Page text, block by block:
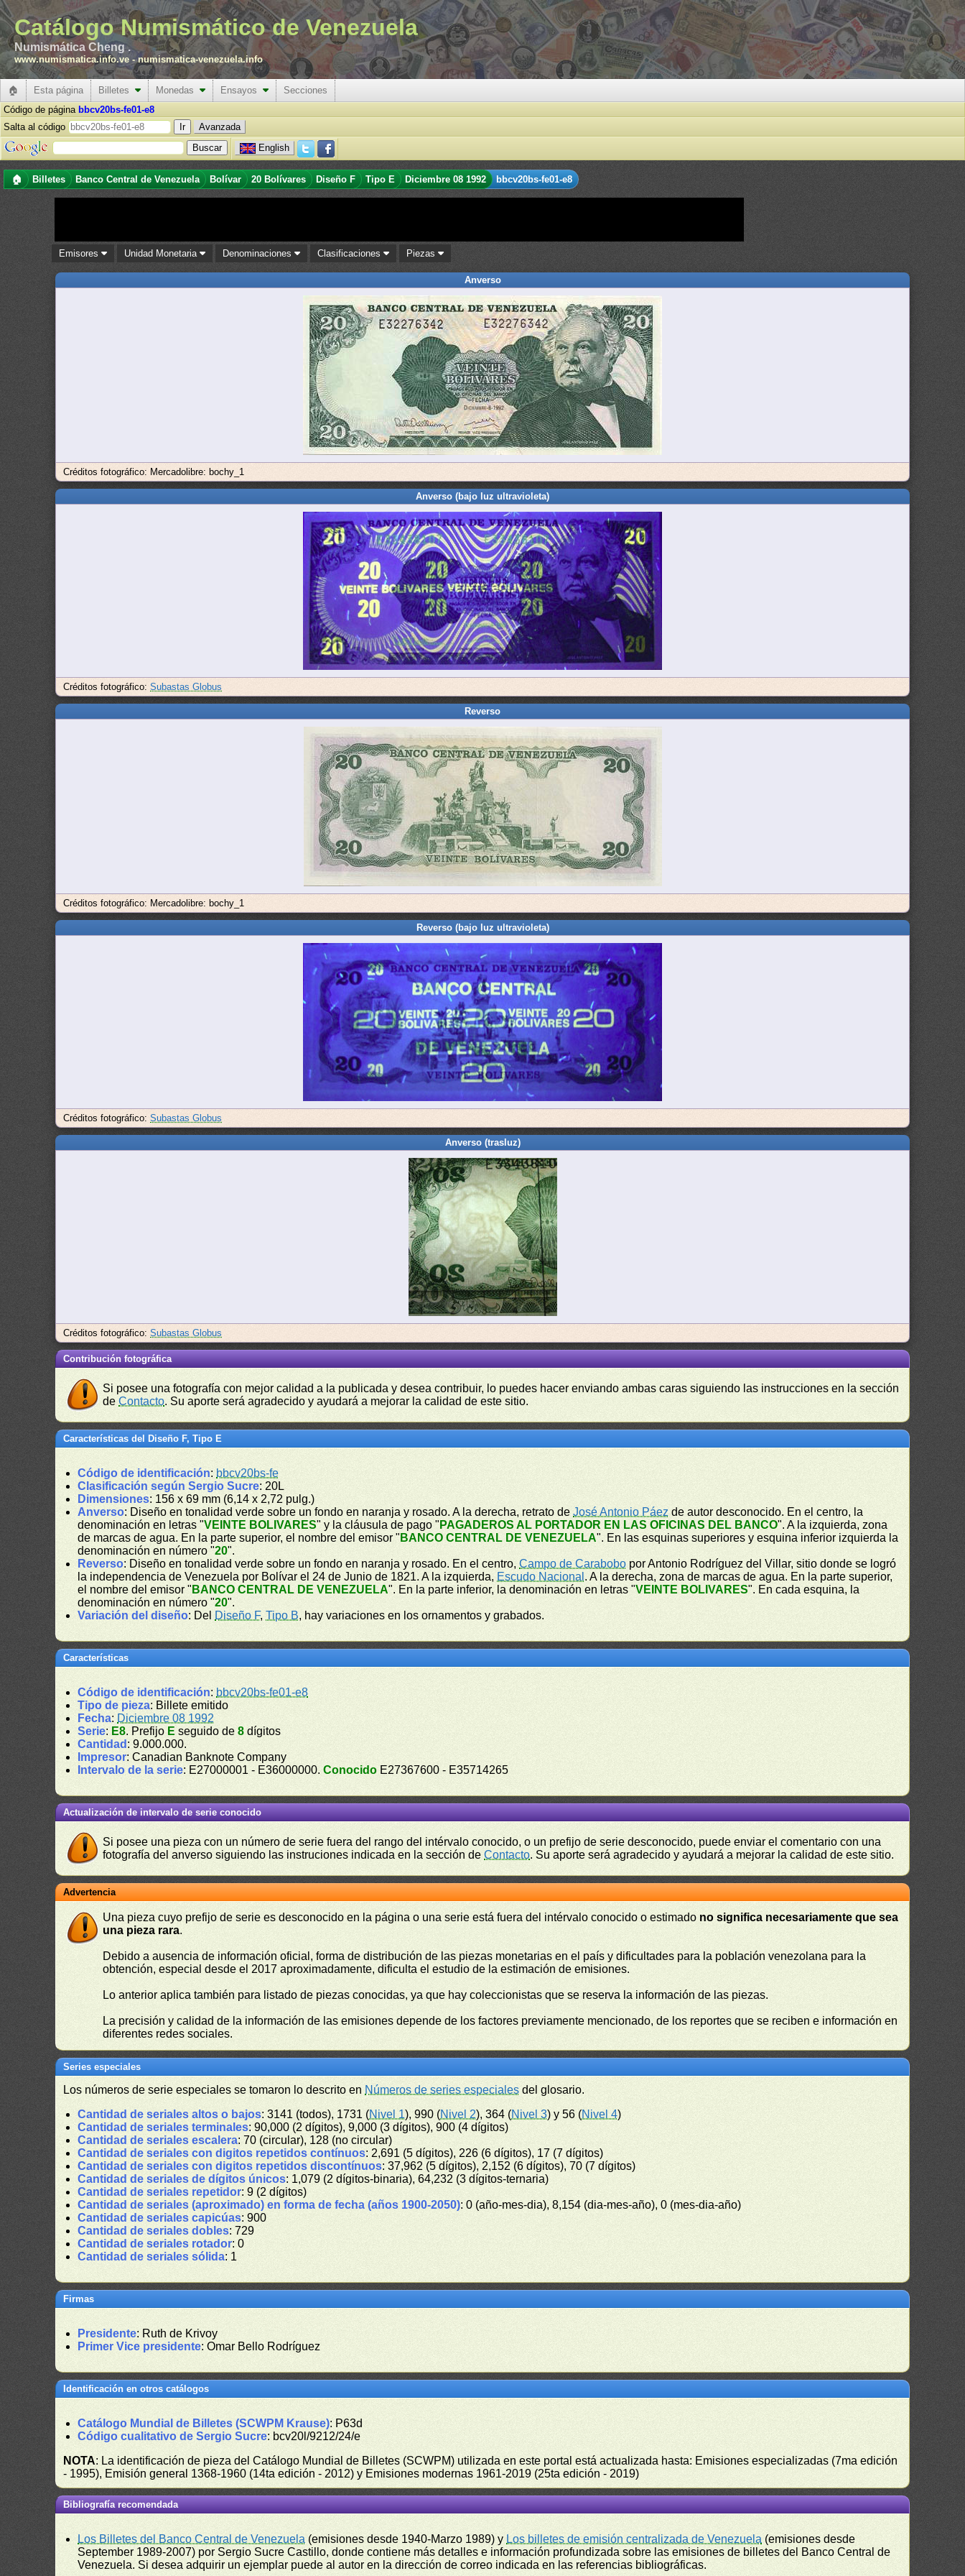
Catálogo Numismático de Venezuela
Numismática Cheng .
www.numismatica.info.ve -numismatica-venezuela.info
🏠 Esta página Billetes Monedas Ensayos
Secciones
Código de página bbcv20bs-fe01-e8
Salta al código
Avanzada
English
🏠 Billetes Banco Central de Venezuela Bolívar 20 Bolívares Diseño F Tipo E Diciembre 08 1992 bbcv20bs-fe01-e8
Emisores Unidad Monetaria Denominaciones Clasificaciones Piezas
Anverso
Créditos fotográfico: Mercadolibre: bochy_1
Anverso (bajo luz ultravioleta)
Créditos fotográfico:Subastas Globus
Reverso
Créditos fotográfico: Mercadolibre: bochy_1
Reverso (bajo luz ultravioleta)
Créditos fotográfico:Subastas Globus
Anverso (trasluz)
Créditos fotográfico:Subastas Globus
Contribución fotográfica
Si posee una fotografía con mejor calidad a la publicada y desea contribuir, lo puedes hacer enviando ambas caras siguiendo las instrucciones en la sección
deContacto. Su aporte será agradecido y ayudará a mejorar la calidad de este sitio.
Características del Diseño F, Tipo E
Código de identificación: bbcv20bs-fe
Clasificación según Sergio Sucre: 20L
Dimensiones: 156 x 69 mm (6,14 x 2,72 pulg.)
Anverso: Diseño en tonalidad verde sobre un fondo en naranja y rosado. A la derecha, retrato deJosé Antonio Páez de autor desconocido. En el centro, la
denominación en letras "VEINTE BOLIVARES" y la cláusula de pago " PAGADEROS AL PORTADOR EN LAS OFICINAS DEL BANCO". A la izquierda, zona
de marcas de agua. En la parte superior, el nombre del emisor " BANCO CENTRAL DE VENEZUELA". En las esquinas superiores y esquina inferior izquierda la
denominación en número "20".
Reverso: Diseño en tonalidad verde sobre un fondo en naranja y rosado. En el centro,Campo de Carabobo por Antonio Rodríguez del Villar, sitio donde se logró
la independencia de Venezuela por Bolívar el 24 de Junio de 1821. A la izquierda, Escudo Nacional . A la derecha, zona de marcas de agua. En la parte superior,
el nombre del emisor " BANCO CENTRAL DE VENEZUELA". En la parte inferior, la denominación en letras "VEINTE BOLIVARES". En cada esquina, la
denominación en número "20".
Variación del diseño: Del Diseño F,Tipo B, hay variaciones en los ornamentos y grabados.
Características
Código de identificación: bbcv20bs-fe01-e8
Tipo de pieza: Billete emitido
Fecha: Diciembre 08 1992
Serie: E8. Prefijo E seguido de8 dígitos
Cantidad : 9.000.000.
Impresor: Canadian Banknote Company
Intervalo de la serie: E27000001 - E36000000.Conocido E27367600 - E35714265
Actualización de intervalo de serie conocido
Si posee una pieza con un número de serie fuera del rango del intérvalo conocido, o un prefijo de serie desconocido, puede enviar el comentario con una
fotografía del anverso siguiendo las instruciones indicada en la sección deContacto. Su aporte será agradecido y ayudará a mejorar la calidad de este sitio.
Advertencia
Una pieza cuyo prefijo de serie es desconocido en la página o una serie está fuera del intérvalo conocido o estimado no significa necesariamente que sea
una pieza rara.
Debido a ausencia de información oficial, forma de distribución de las piezas monetarias en el país y dificultades para la población venezolana para la
obtención, especial desde el 2017 aproximadamente, dificulta el estudio de la estimación de emisiones.
Lo anterior aplica también para listado de piezas conocidas, ya que hay coleccionistas que se reserva la información de las piezas.
La precisión y calidad de la información de las emisiones depende de los factores previamente mencionado, de los reportes que se reciben e información en
diferentes redes sociales.
Series especiales
Los números de serie especiales se tomaron lo descrito en Números de series especiales del glosario.
Cantidad de seriales altos o bajos: 3141 (todos), 1731 (Nivel 1), 990 (Nivel 2), 364 (Nivel 3) y 56 (Nivel 4)
Cantidad de seriales terminales: 90,000 (2 dígitos), 9,000 (3 dígitos), 900 (4 dígitos)
Cantidad de seriales escalera: 70 (circular), 128 (no circular)
Cantidad de seriales con digitos repetidos contínuos: 2,691 (5 dígitos), 226 (6 dígitos), 17 (7 dígitos)
Cantidad de seriales con digitos repetidos discontínuos: 37,962 (5 dígitos), 2,152 (6 dígitos), 70 (7 dígitos)
Cantidad de seriales de dígitos únicos: 1,079 (2 dígitos-binaria), 64,232 (3 dígitos-ternaria)
Cantidad de seriales repetidor: 9 (2 dígitos)
Cantidad de seriales (aproximado) en forma de fecha (años 1900-2050): 0 (año-mes-dia), 8,154 (dia-mes-año), 0 (mes-dia-año)
Cantidad de seriales capicúas: 900
Cantidad de seriales dobles: 729
Cantidad de seriales rotador: 0
Cantidad de seriales sólida: 1
Firmas
Presidente: Ruth de Krivoy
Primer Vice presidente: Omar Bello Rodríguez
Identificación en otros catálogos
Catálogo Mundial de Billetes (SCWPM Krause): P63d
Código cualitativo de Sergio Sucre: bcv20l/9212/24/e
NOTA: La identificación de pieza del Catálogo Mundial de Billetes (SCWPM) utilizada en este portal está actualizada hasta: Emisiones especializadas (7ma edición
- 1995), Emisión general 1368-1960 (14ta edición - 2012) y Emisiones modernas 1961-2019 (25ta edición - 2019)
Bibliografía recomendada
Los Billetes del Banco Central de Venezuela (emisiones desde 1940-Marzo 1989) y Los billetes de emisión centralizada de Venezuela (emisiones desde
September 1989-2007) por Sergio Sucre Castillo, donde contiene más detalles e información profundizada sobre las emisiones de billetes del Banco Central de
Venezuela. Si desea adquirir un ejemplar puede al autor en la dirección de correo indicada en las referencias bibliográficas.